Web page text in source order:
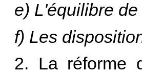
e) L'équilibre
f) Les
2. La réforme